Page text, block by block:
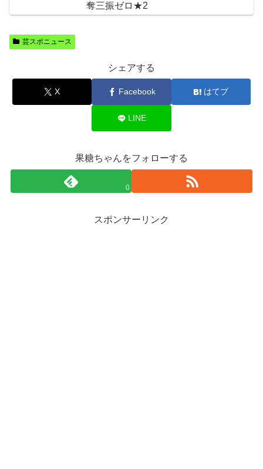
奪三振ゼロ★2
芸スポニュース
シェアする
X Facebook はてブ
LINE
果糖ちゃんをフォローする
0
スポンサーリンク